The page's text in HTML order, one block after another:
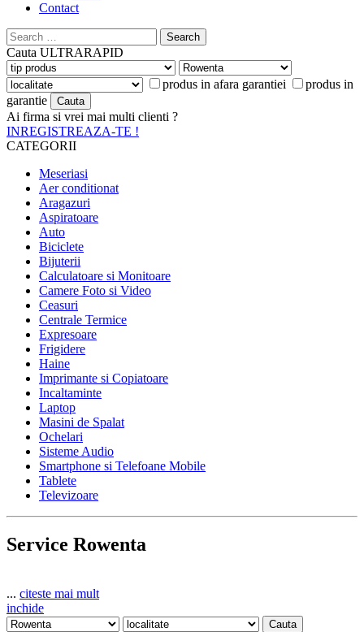
Contact
Search
for:
Cauta ULTRARAPID
produs in afara garantiei
produs in
garantie
Ai firma si vrei mai multi clienti ?
INREGISTREAZA-TE !
CATEGORII
Meseriasi
Aer conditionat
Aragazuri
Aspiratoare
Auto
Biciclete
Bijuterii
Calculatoare si Monitoare
Camere Foto si Video
Ceasuri
Centrale Termice
Expresoare
Frigidere
Haine
Imprimante si Copiatoare
Incaltaminte
Laptop
Masini de Spalat
Ochelari
Sisteme Audio
Smartphone si Telefoane Mobile
Tablete
Televizoare
Service Rowenta
... citeste mai mult
inchide